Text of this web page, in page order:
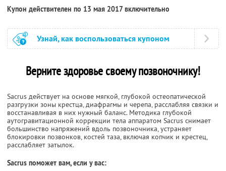
Купон действителен по 13 мая 2017 включительно
Узнай, как воспользоваться купоном
Верните здоровье своему позвоночнику!
Sacrus действует на основе мягкой, глубокой остеопатической
разгрузки зоны крестца, диафрагмы и черепа, расслабляя связки и
восстанавливая в них нужный баланс. Методика глубокой
аутогравитационной коррекции тела аппаратом Sacrus снимает
большинство напряжений вдоль позвоночника, устраняет
блокировки позвонков, костей таза, включая копчик и крестец,
расслабляет затылок.
Sacrus поможет вам, если у вас: